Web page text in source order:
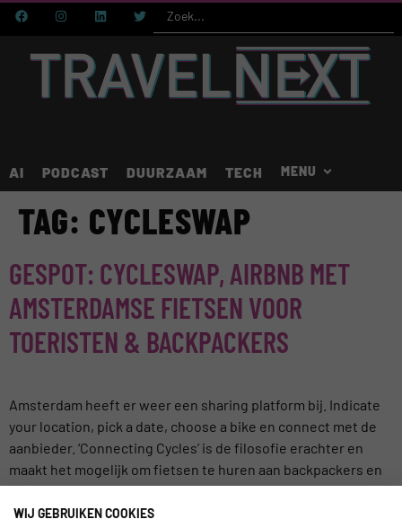
AI PODCAST DUURZAAM TECH
TAG: CYCLESWAP
GESPOT: CYCLESWAP, AIRBNB MET
AMSTERDAMSE FIETSEN VOOR
TOERISTEN & BACKPACKERS
Amsterdam heeft er weer een sharing platform bij. Indicate
your location, pick a date, choose a bike en connect met de
aanbieder. ‘Connecting Cycles’ is de filosofie erachter en
maakt het mogelijk om fietsen te huren aan backpackers en
toeristen in onze hoofdstad.
WIJ GEBRUIKEN COOKIES